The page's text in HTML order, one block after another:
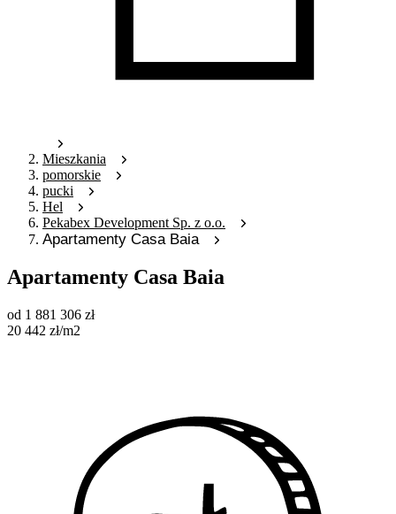
Mieszkania
pomorskie
pucki
Hel
Pekabex Development Sp. z o.o.
Apartamenty Casa Baia
Apartamenty Casa Baia
od 1 881 306 zł
20 442 zł/m2